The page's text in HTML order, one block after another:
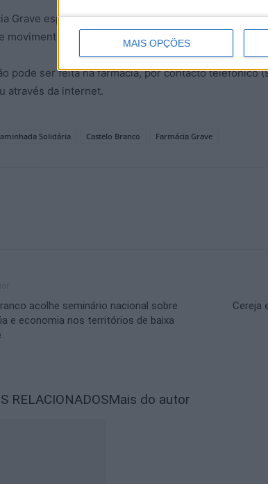
MAIS OPÇÕES
Grave espera ultrapassar os 250 participantes do
movimento, sorrisos e espírito comunitário”.
pode ser feita na farmácia, por contacto telefónico
através da internet.
Solidária Castelo Branco Farmácia Grave
acolhe seminário nacional sobre
e economia nos territórios de baixa
Cereja
RELACIONADOSMais do autor